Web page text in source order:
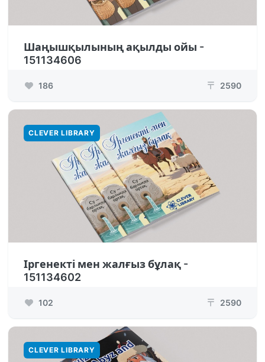
Шаңышқылының ақылды ойы -
151134606
186 ₸ 2590
CLEVER LIBRARY
Іргенекті мен жалғыз бұлақ -
151134602
102 ₸ 2590
CLEVER LIBRARY